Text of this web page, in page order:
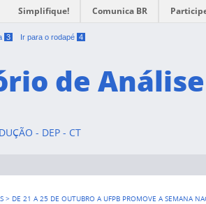
3 Ir para o rodapé 4
Simplifique! Comunica BR
de
- DEP - CT
> DE 21 A 25 DE OUTUBRO A UFPB PROMOVE A SEMANA